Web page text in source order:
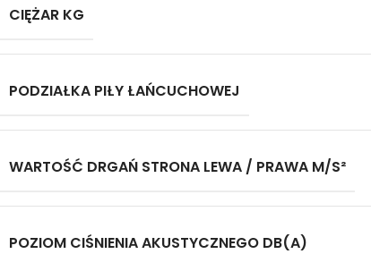
CIĘŻAR KG
PODZIAŁKA PIŁY ŁAŃCUCHOWEJ
WARTOŚĆ DRGAŃ STRONA LEWA / PRAWA M/S²
POZIOM CIŚNIENIA AKUSTYCZNEGO DB(A)